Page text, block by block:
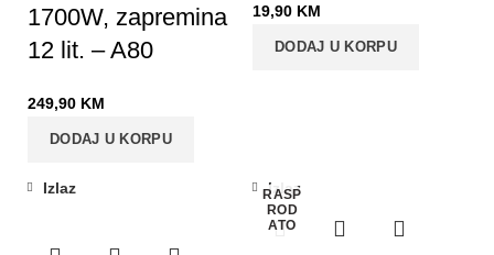
1700W, zapremina
12 lit. – A80
249,90 KM
DODAJ U KORPU
19,90 KM
DODAJ U KORPU
Izlaz
RASP
ROD
ATO
Izlaz